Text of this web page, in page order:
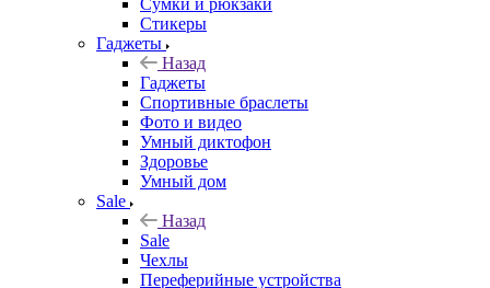
Сумки и рюкзаки
Стикеры
Гаджеты
Назад
Гаджеты
Спортивные браслеты
Фото и видео
Умный диктофон
Здоровье
Умный дом
Sale
Назад
Sale
Чехлы
Переферийные устройства